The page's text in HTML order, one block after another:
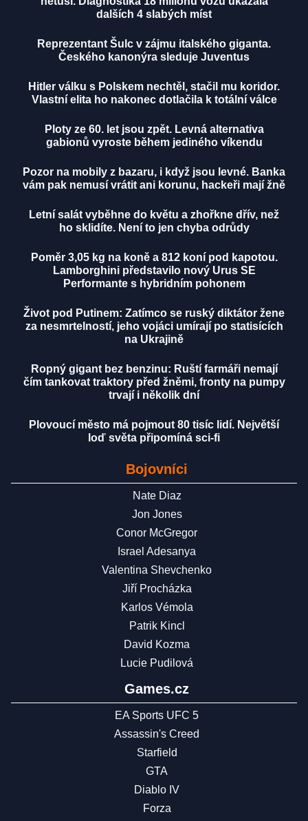
dalších 4 slabých míst
Reprezentant Šulc v zájmu italského giganta.
Českého kanonýra sleduje Juventus
Hitler válku s Polskem nechtěl, stačil mu koridor.
Vlastní elita ho nakonec dotlačila k totální válce
Ploty ze 60. let jsou zpět. Levná alternativa
gabionů vyroste během jediného víkendu
Pozor na mobily z bazaru, i když jsou levné. Banka
vám pak nemusí vrátit ani korunu, hackeři mají žně
Letní salát vyběhne do květu a zhořkne dřív, než
ho sklidíte. Není to jen chyba odrůdy
Poměr 3,05 kg na koně a 812 koní pod kapotou.
Lamborghini představilo nový Urus SE
Performante s hybridním pohonem
Život pod Putinem: Zatímco se ruský diktátor žene
za nesmrtelností, jeho vojáci umírají po statisících
na Ukrajině
Ropný gigant bez benzinu: Ruští farmáři nemají
čím tankovat traktory před žněmi, fronty na pumpy
trvají i několik dní
Plovoucí město má pojmout 80 tisíc lidí. Největší
loď světa připomíná sci-fi
Bojovníci
Nate Diaz
Jon Jones
Conor McGregor
Israel Adesanya
Valentina Shevchenko
Jiří Procházka
Karlos Vémola
Patrik Kincl
David Kozma
Lucie Pudilová
Games.cz
EA Sports UFC 5
Assassin's Creed
Starfield
GTA
Diablo IV
Forza